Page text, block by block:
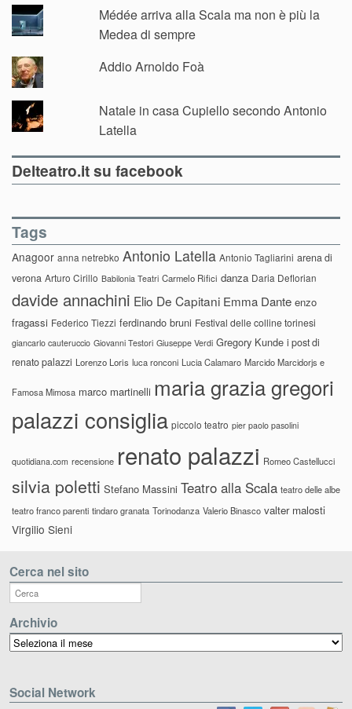
Médée arriva alla Scala ma non è più la
Medea di sempre
Addio Arnoldo Foà
Natale in casa Cupiello secondo Antonio
Latella
Delteatro.it su facebook
Tags
Anagoor anna netrebko Antonio Latella Antonio Tagliarini arena di
verona Arturo Cirillo Babilonia Teatri Carmelo Rifici danza Daria Deflorian
davide annachini Elio De Capitani Emma Dante enzo
fragassi Federico Tiezzi ferdinando bruni Festival delle colline torinesi
giancarlo cauteruccio Giovanni Testori Giuseppe Verdi Gregory Kunde i post di
renato palazzi Lorenzo Loris luca ronconi Lucia Calamaro Marcido Marcidorjs e
Famosa Mimosa marco martinelli maria grazia gregori
palazzi consiglia piccolo teatro pier paolo pasolini
quotidiana.com recensione renato palazzi Romeo Castellucci
silvia poletti Stefano Massini Teatro alla Scala teatro delle albe
teatro franco parenti tindaro granata Torinodanza Valerio Binasco valter malosti
Virgilio Sieni
Cerca nel sito
Archivio
Archivio
Social Network